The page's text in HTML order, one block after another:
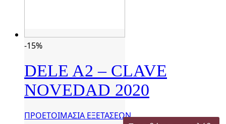
-15%
DELE A2 – CLAVE
NOVEDAD 2020
ΠΡΟΕΤΟΙΜΑΣΙΑ ΕΞΕΤΑΣΕΩΝ